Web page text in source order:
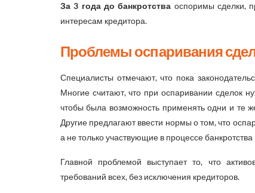
За 3 года до банкротства оспоримы сделки,
интересам кредитора.
Проблемы оспаривания
Специалисты отмечают, что пока
Многие считают, что при оспаривании сделок
чтобы была возможность применять одни и те
Другие предлагают ввести нормы о том, что
а не только участвующие в процессе
Главной проблемой выступает то, что
требований всех, без исключения кредиторов.